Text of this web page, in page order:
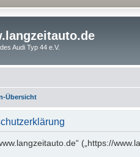
Audi Typ 44 e.V.
Übersicht
(„https://